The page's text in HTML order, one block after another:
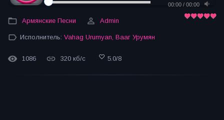
00:00 / 00:00
Армянские Песни Admin
Исполнитель: Vahag Urumyan Вааг Урумян
1086 320 кб/с 5.0/8